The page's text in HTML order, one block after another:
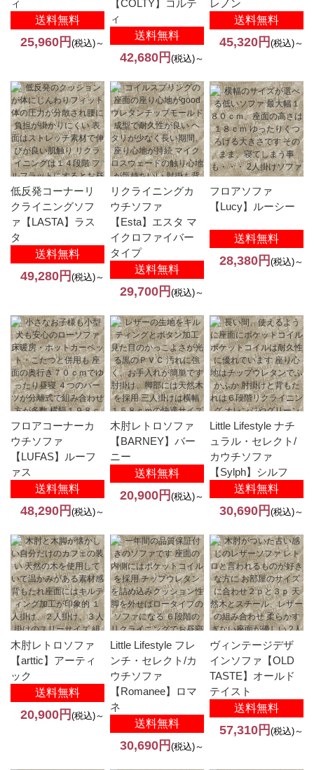
送料無料
25,960円 (税込)～
【COLTY】コルテ
送料無料
42,680円 (税込)～
送料無料
45,320円 (税込)～
低反発コーナーリ
クライニングソフ
ァ【LASTA】ラス
送料無料
49,280円 (税込)～
リクライニングカ
ウチソファ
【Esta】エスタ マ
イクロファイバー
送料無料
29,700円 (税込)～
フロアソファ
【Lucy】ルーシー
送料無料
28,380円 (税込)～
フロアコーナーカ
ウチソファ
【LUFAS】ルーフ
送料無料
48,290円 (税込)～
木肘レトロソファ
【BARNEY】バー
送料無料
20,900円 (税込)～
Little Lifestyle ナチ
ュラル・セレクト/
カウチソファ
送料無料
30,690円 (税込)～
木肘レトロソファ
【arttic】アーティ
送料無料
20,900円 (税込)～
Little Lifestyle フレ
ンチ・セレクト/カ
ウチソファ
【Romanee】ロマ
送料無料
30,690円 (税込)～
ヴィンテージデザ
インソファ【OLD
TASTE】オールド
送料無料
57,310円 (税込)～